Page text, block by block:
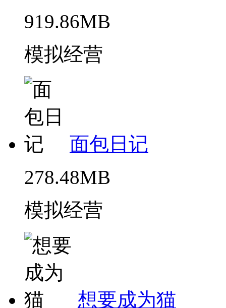
919.86MB
模拟经营
面包日记
278.48MB
模拟经营
想要成为猫